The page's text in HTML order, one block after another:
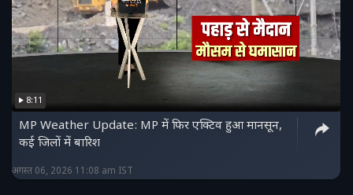
8:11
MP Weather Update: MP में फिर एक्टिव हुआ मानसून,
कई जिलों में बारिश
अगस्त 06, 2026 11:08 am IST